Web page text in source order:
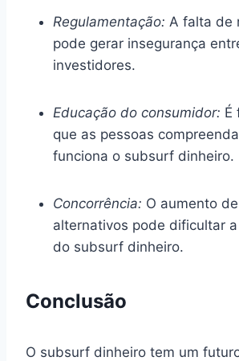
Regulamentação: A falta de
pode gerar insegurança
investidores.
Educação do consumidor: É
que as pessoas
funciona o subsurf dinheiro.
Concorrência: O aumento
alternativos pode dificultar
do subsurf dinheiro.
Conclusão
O subsurf dinheiro tem um